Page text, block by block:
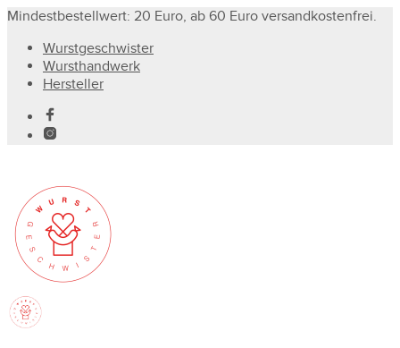
Mindestbestellwert: 20 Euro, ab 60 Euro versandkostenfrei.
Wurstgeschwister
Wursthandwerk
Hersteller